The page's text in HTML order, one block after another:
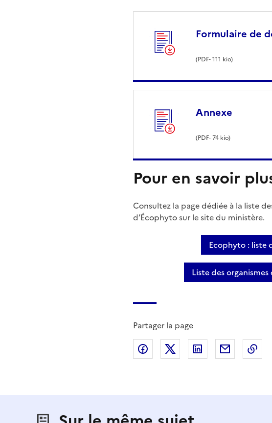
Formulaire de
(PDF- 111 kio)
Annexe
(PDF- 74 kio)
Pour en savoir
Consultez la page dédiée à la liste
d’Écophyto sur le site du ministère.
Ecophyto : liste
Liste des
Partager la page
Partager sur Facebook
Partager sur X
Partager surPartager